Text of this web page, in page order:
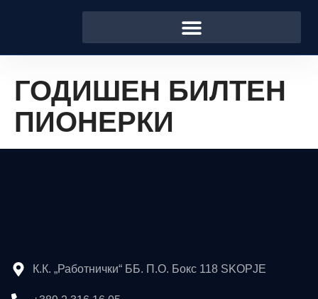
ГОДИШЕН БИЛТЕН
ПИОНЕРКИ
К.К. „Работнички“ ББ. П.О. Бокс 118 SKOPJE